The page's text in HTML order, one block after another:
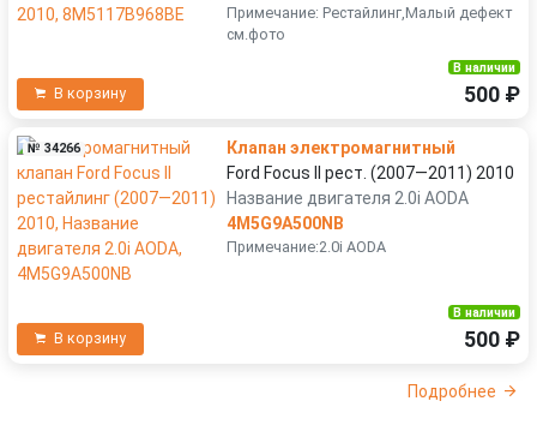
Примечание: Рестайлинг,Малый дефект
см.фото
В корзину
В наличии
500 ₽
№ 34266
Клапан электромагнитный
Ford Focus II рест. (2007—2011) 2010
Название двигателя 2.0i AODA
4M5G9A500NB
Примечание:2.0i AODA
В корзину
В наличии
500 ₽
Подробнее